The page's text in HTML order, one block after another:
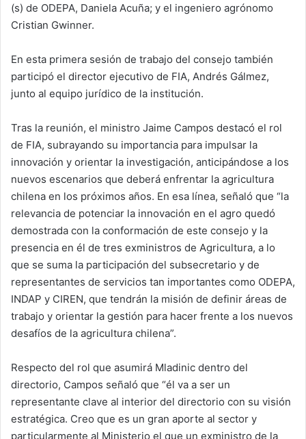
(s) de ODEPA, Daniela Acuña; y el ingeniero agrónomo
Cristian Gwinner.
En esta primera sesión de trabajo del consejo también
participó el director ejecutivo de FIA, Andrés Gálmez,
junto al equipo jurídico de la institución.
Tras la reunión, el ministro Jaime Campos destacó el rol
de FIA, subrayando su importancia para impulsar la
innovación y orientar la investigación, anticipándose a los
nuevos escenarios que deberá enfrentar la agricultura
chilena en los próximos años. En esa línea, señaló que “la
relevancia de potenciar la innovación en el agro quedó
demostrada con la conformación de este consejo y la
presencia en él de tres exministros de Agricultura, a lo
que se suma la participación del subsecretario y de
representantes de servicios tan importantes como ODEPA,
INDAP y CIREN, que tendrán la misión de definir áreas de
trabajo y orientar la gestión para hacer frente a los nuevos
desafíos de la agricultura chilena”.
Respecto del rol que asumirá Mladinic dentro del
directorio, Campos señaló que “él va a ser un
representante clave al interior del directorio con su visión
estratégica. Creo que es un gran aporte al sector y
particularmente al Ministerio el que un exministro de la